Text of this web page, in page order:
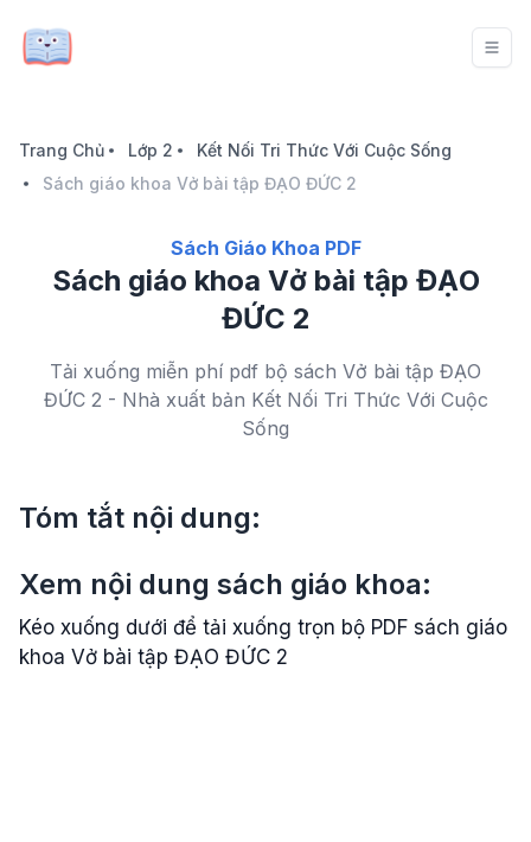
Trang Chủ Lớp 2
Kết Nối Tri Thức Với Cuộc Sống
Sách giáo khoa Vở bài tập ĐẠO ĐỨC 2
Sách Giáo Khoa PDF
Sách giáo khoa Vở bài tập ĐẠO
ĐỨC 2
Tải xuống miễn phí pdf bộ sách Vở bài tập ĐẠO
ĐỨC 2 - Nhà xuất bản Kết Nối Tri Thức Với Cuộc
Sống
Tóm tắt nội dung:
Xem nội dung sách giáo khoa:
Kéo xuống dưới để tải xuống trọn bộ PDF sách giáo
khoa Vở bài tập ĐẠO ĐỨC 2